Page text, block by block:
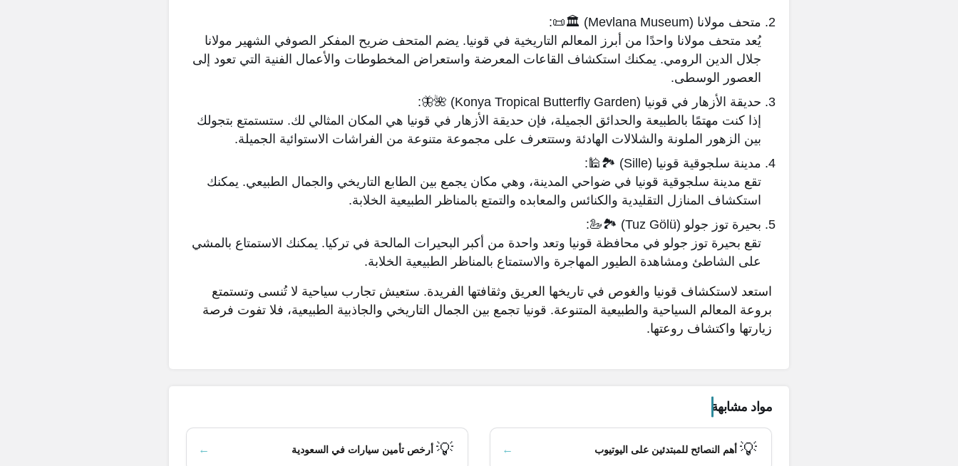
متحف مولانا (Mevlana Museum) 🏛️📜:
يُعد متحف مولانا واحدًا من أبرز المعالم التاريخية في قونيا. يضم المتحف ضريح المفكر الصوفي الشهير مولانا
جلال الدين الرومي. يمكنك استكشاف القاعات المعرضة واستعراض المخطوطات والأعمال الفنية التي تعود إلى
العصور الوسطى.
حديقة الأزهار في قونيا (Konya Tropical Butterfly Garden) 🌺🦋:
إذا كنت مهتمًا بالطبيعة والحدائق الجميلة، فإن حديقة الأزهار في قونيا هي المكان المثالي لك. ستستمتع بتجولك
بين الزهور الملونة والشلالات الهادئة وستتعرف على مجموعة متنوعة من الفراشات الاستوائية الجميلة.
مدينة سلجوقية قونيا (Sille) 🏞️🕌:
تقع مدينة سلجوقية قونيا في ضواحي المدينة، وهي مكان يجمع بين الطابع التاريخي والجمال الطبيعي. يمكنك
استكشاف المنازل التقليدية والكنائس والمعابده والتمتع بالمناظر الطبيعية الخلابة.
بحيرة توز جولو (Tuz Gölü) 🏞️🦢:
تقع بحيرة توز جولو في محافظة قونيا وتعد واحدة من أكبر البحيرات المالحة في تركيا. يمكنك الاستمتاع بالمشي
على الشاطئ ومشاهدة الطيور المهاجرة والاستمتاع بالمناظر الطبيعية الخلابة.
استعد لاستكشاف قونيا والغوص في تاريخها العريق وثقافتها الفريدة. ستعيش تجارب سياحية لا تُنسى وتستمتع
بروعة المعالم السياحية والطبيعية المتنوعة. قونيا تجمع بين الجمال التاريخي والجاذبية الطبيعية، فلا تفوت فرصة
زيارتها واكتشاف روعتها.
مواد مشابهة
💡 أهم النصائح للمبتدئين على اليوتيوب ←
💡 أرخص تأمين سيارات في السعودية ←